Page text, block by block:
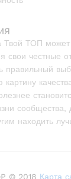
Твой ТОП может
свои честные
правильный
сообщества,
находить
© 2018 Карта